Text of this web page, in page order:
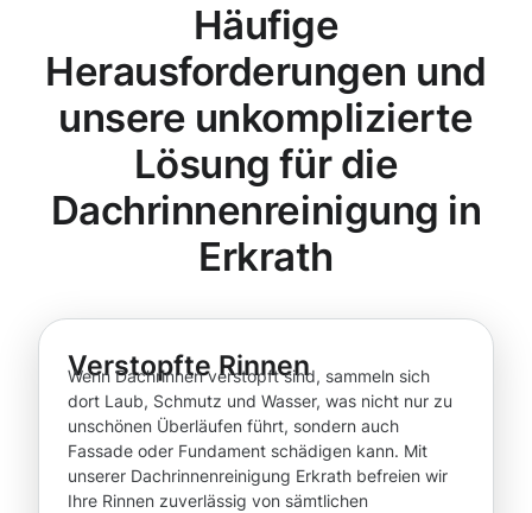
Häufige
Herausforderungen und
unsere unkomplizierte
Lösung für die
Dachrinnenreinigung in
Erkrath
Verstopfte Rinnen
Wenn Dachrinnen verstopft sind, sammeln sich
dort Laub, Schmutz und Wasser, was nicht nur zu
unschönen Überläufen führt, sondern auch
Fassade oder Fundament schädigen kann. Mit
unserer Dachrinnenreinigung Erkrath befreien wir
Ihre Rinnen zuverlässig von sämtlichen